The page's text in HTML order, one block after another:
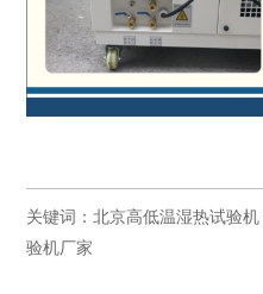
关键词： 北京高低温湿热试验机
验机厂家